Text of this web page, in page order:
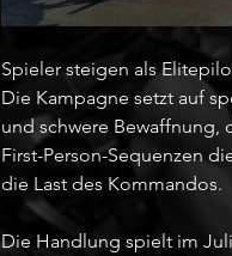
Spieler steigen als
Die Kampagne setzt auf
und schwere Bewaffnung,
First-Person-Sequenzen
die Last des Kommandos.
Die Handlung spielt im